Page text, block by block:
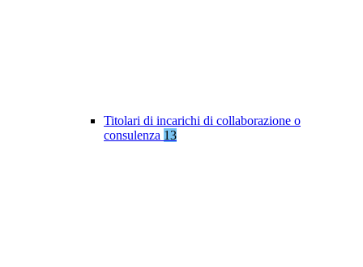
Titolari di incarichi di collaborazione o
consulenza 13